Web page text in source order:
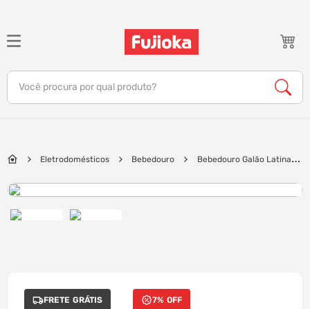
Você procura por qual produto?
Eletrodomésticos Bebedouro
Bebedouro Galão Latina
FRETE GRÁTIS 7% OFF
TERMOS MAIS BUSCADOS
1º
notebook
5º
jbl
10º caixa som